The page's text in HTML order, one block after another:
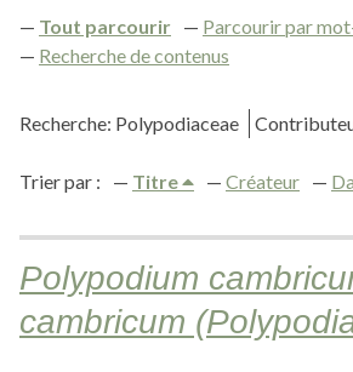
Tout parcourir
Parcourir par
Recherche de contenus
Recherche: Polypodiaceae
Trier par : Titre Créateur
Polypodium
cambricum